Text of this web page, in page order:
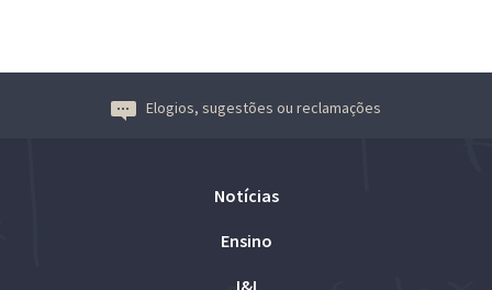
Elogios, sugestões ou reclamações
Notícias
Ensino
I&I